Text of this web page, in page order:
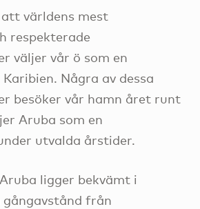
världens mest
respekterade
väljer vår ö som en
Några av dessa
besöker vår hamn året runt
Aruba som en
utvalda årstider.
ligger bekvämt i
från